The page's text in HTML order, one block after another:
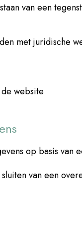
van een
met juridische
website
op basis van
van een